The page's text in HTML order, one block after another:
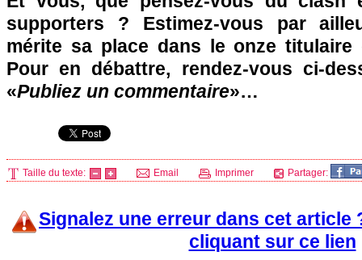
supporters ? Estimez-vous par
mérite sa place dans le onze titulaire
Pour en débattre, rendez-vous ci-
«Publiez un commentaire»…
Taille du texte: Email Imprimer Partager:
Signalez une erreur dans cet article
cliquant sur ce lien